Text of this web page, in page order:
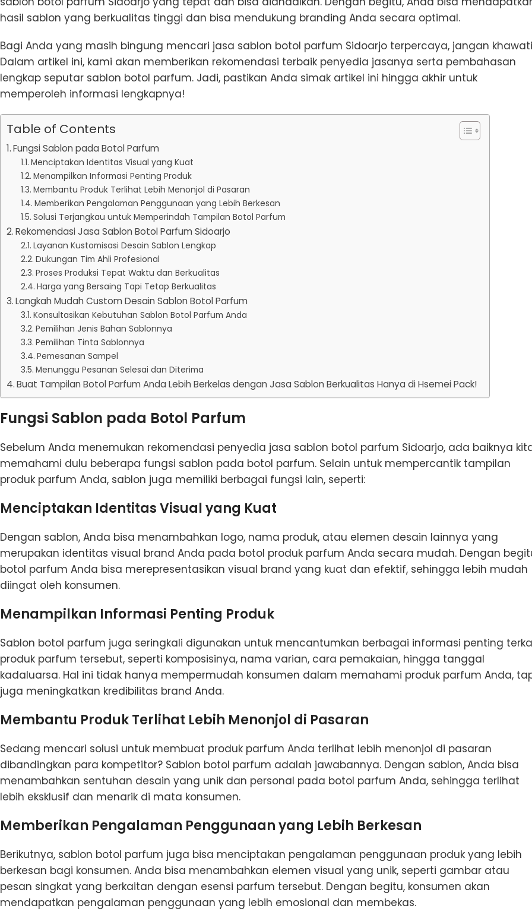
hasil sablon yang berkualitas tinggi dan bisa mendukung branding Anda secara optimal.
Bagi Anda yang masih bingung mencari jasa sablon botol parfum Sidoarjo terpercaya, jangan
Dalam artikel ini, kami akan memberikan rekomendasi terbaik penyedia jasanya serta pembahasan
lengkap seputar sablon botol parfum. Jadi, pastikan Anda simak artikel ini hingga akhir untuk
memperoleh informasi lengkapnya!
Table of Contents
Fungsi Sablon pada Botol Parfum
Menciptakan Identitas Visual yang Kuat
Menampilkan Informasi Penting Produk
Membantu Produk Terlihat Lebih Menonjol di Pasaran
Memberikan Pengalaman Penggunaan yang Lebih Berkesan
Solusi Terjangkau untuk Memperindah Tampilan Botol Parfum
Rekomendasi Jasa Sablon Botol Parfum Sidoarjo
Layanan Kustomisasi Desain Sablon Lengkap
Dukungan Tim Ahli Profesional
Proses Produksi Tepat Waktu dan Berkualitas
Harga yang Bersaing Tapi Tetap Berkualitas
Langkah Mudah Custom Desain Sablon Botol Parfum
Konsultasikan Kebutuhan Sablon Botol Parfum Anda
Pemilihan Jenis Bahan Sablonnya
Pemilihan Tinta Sablonnya
Pemesanan Sampel
Menunggu Pesanan Selesai dan Diterima
Buat Tampilan Botol Parfum Anda Lebih Berkelas dengan Jasa Sablon Berkualitas Hanya di Hsemei Pack!
Fungsi Sablon pada Botol Parfum
Sebelum Anda menemukan rekomendasi penyedia jasa sablon botol parfum Sidoarjo, ada baiknya
memahami dulu beberapa fungsi sablon pada botol parfum. Selain untuk mempercantik tampilan
produk parfum Anda, sablon juga memiliki berbagai fungsi lain, seperti:
Menciptakan Identitas Visual yang Kuat
Dengan sablon, Anda bisa menambahkan logo, nama produk, atau elemen desain lainnya yang
merupakan identitas visual brand Anda pada botol produk parfum Anda secara mudah. Dengan
botol parfum Anda bisa merepresentasikan visual brand yang kuat dan efektif, sehingga lebih mudah
diingat oleh konsumen.
Menampilkan Informasi Penting Produk
Sablon botol parfum juga seringkali digunakan untuk mencantumkan berbagai informasi penting
produk parfum tersebut, seperti komposisinya, nama varian, cara pemakaian, hingga tanggal
kadaluarsa. Hal ini tidak hanya mempermudah konsumen dalam memahami produk parfum Anda,
juga meningkatkan kredibilitas brand Anda.
Membantu Produk Terlihat Lebih Menonjol di Pasaran
Sedang mencari solusi untuk membuat produk parfum Anda terlihat lebih menonjol di pasaran
dibandingkan para kompetitor? Sablon botol parfum adalah jawabannya. Dengan sablon, Anda bisa
menambahkan sentuhan desain yang unik dan personal pada botol parfum Anda, sehingga terlihat
lebih eksklusif dan menarik di mata konsumen.
Memberikan Pengalaman Penggunaan yang Lebih Berkesan
Berikutnya, sablon botol parfum juga bisa menciptakan pengalaman penggunaan produk yang lebih
berkesan bagi konsumen. Anda bisa menambahkan elemen visual yang unik, seperti gambar atau
pesan singkat yang berkaitan dengan esensi parfum tersebut. Dengan begitu, konsumen akan
mendapatkan pengalaman penggunaan yang lebih emosional dan membekas.